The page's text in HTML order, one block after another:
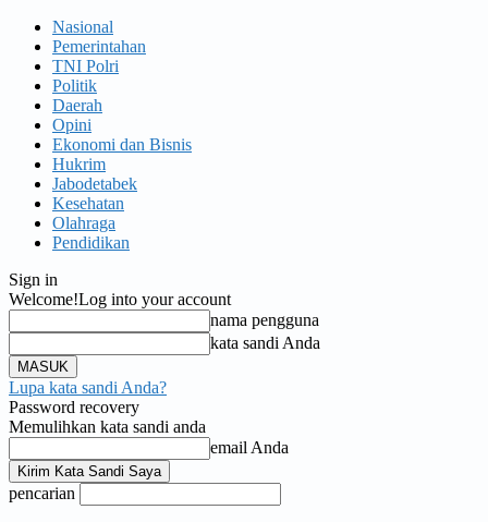
Nasional
Pemerintahan
TNI Polri
Politik
Daerah
Opini
Ekonomi dan Bisnis
Hukrim
Jabodetabek
Kesehatan
Olahraga
Pendidikan
Sign in
Welcome!Log into your account
nama pengguna
kata sandi Anda
Lupa kata sandi Anda?
Password recovery
Memulihkan kata sandi anda
email Anda
pencarian